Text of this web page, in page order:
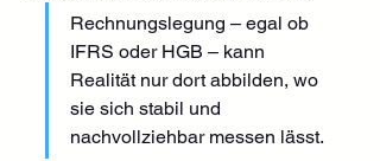
Rechnungslegung – egal ob
IFRS oder HGB – kann
Realität nur dort abbilden, wo
sie sich stabil und
nachvollziehbar messen lässt.